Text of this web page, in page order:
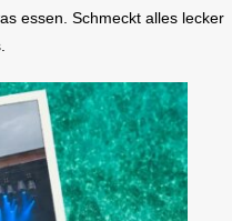
essen. Schmeckt alles lecker